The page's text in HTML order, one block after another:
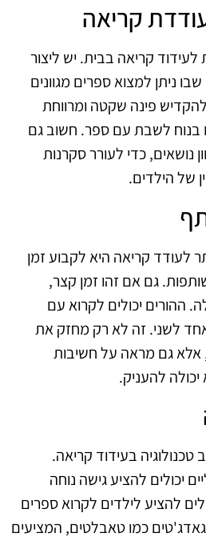
קריאה
קריאה בבית. יש ליצור
ניתן למצוא ספרים מגוונים
פינה שקטה ומרווחת
בנוח לשבת עם ספר. חשוב גם
נושאים, כדי לעורר סקרנות
של הילדים.
לעודד קריאה היא לקבוע זמן
גם אם זהו זמן קצר,
ההורים יכולים לקרוא עם
לשני. זה לא רק מחזק את
אלא גם מראה על חשיבות
להעניק.
טכנולוגיה בעידוד קריאה.
יכולים להציע גישה נוחה
להציע לילדים לקרוא ספרים
כמו טאבלטים, המציעים